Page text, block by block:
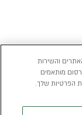
*הלוואה שתועמד על ידי מימון ישיר מקבוצת ישיר (2006) בע”מ אשר
ההלוואה או
הוצאה לפועל.
והשירות
מותאמים
הפרטיות שלך.